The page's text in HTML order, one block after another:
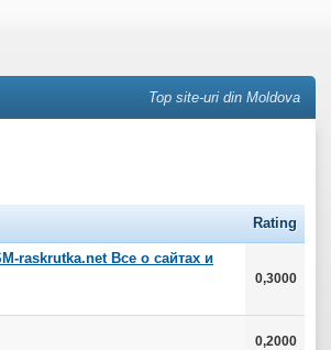
Top site-uri din Moldova
Rating
raskrutka.net Все о сайтах и
0,3000
0,2000